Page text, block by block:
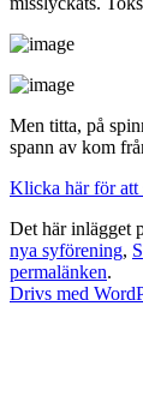
Men titta, på
spann av kom
Klicka här för att
Det här inlägget
nya syförening,
permalänken.
Drivs med